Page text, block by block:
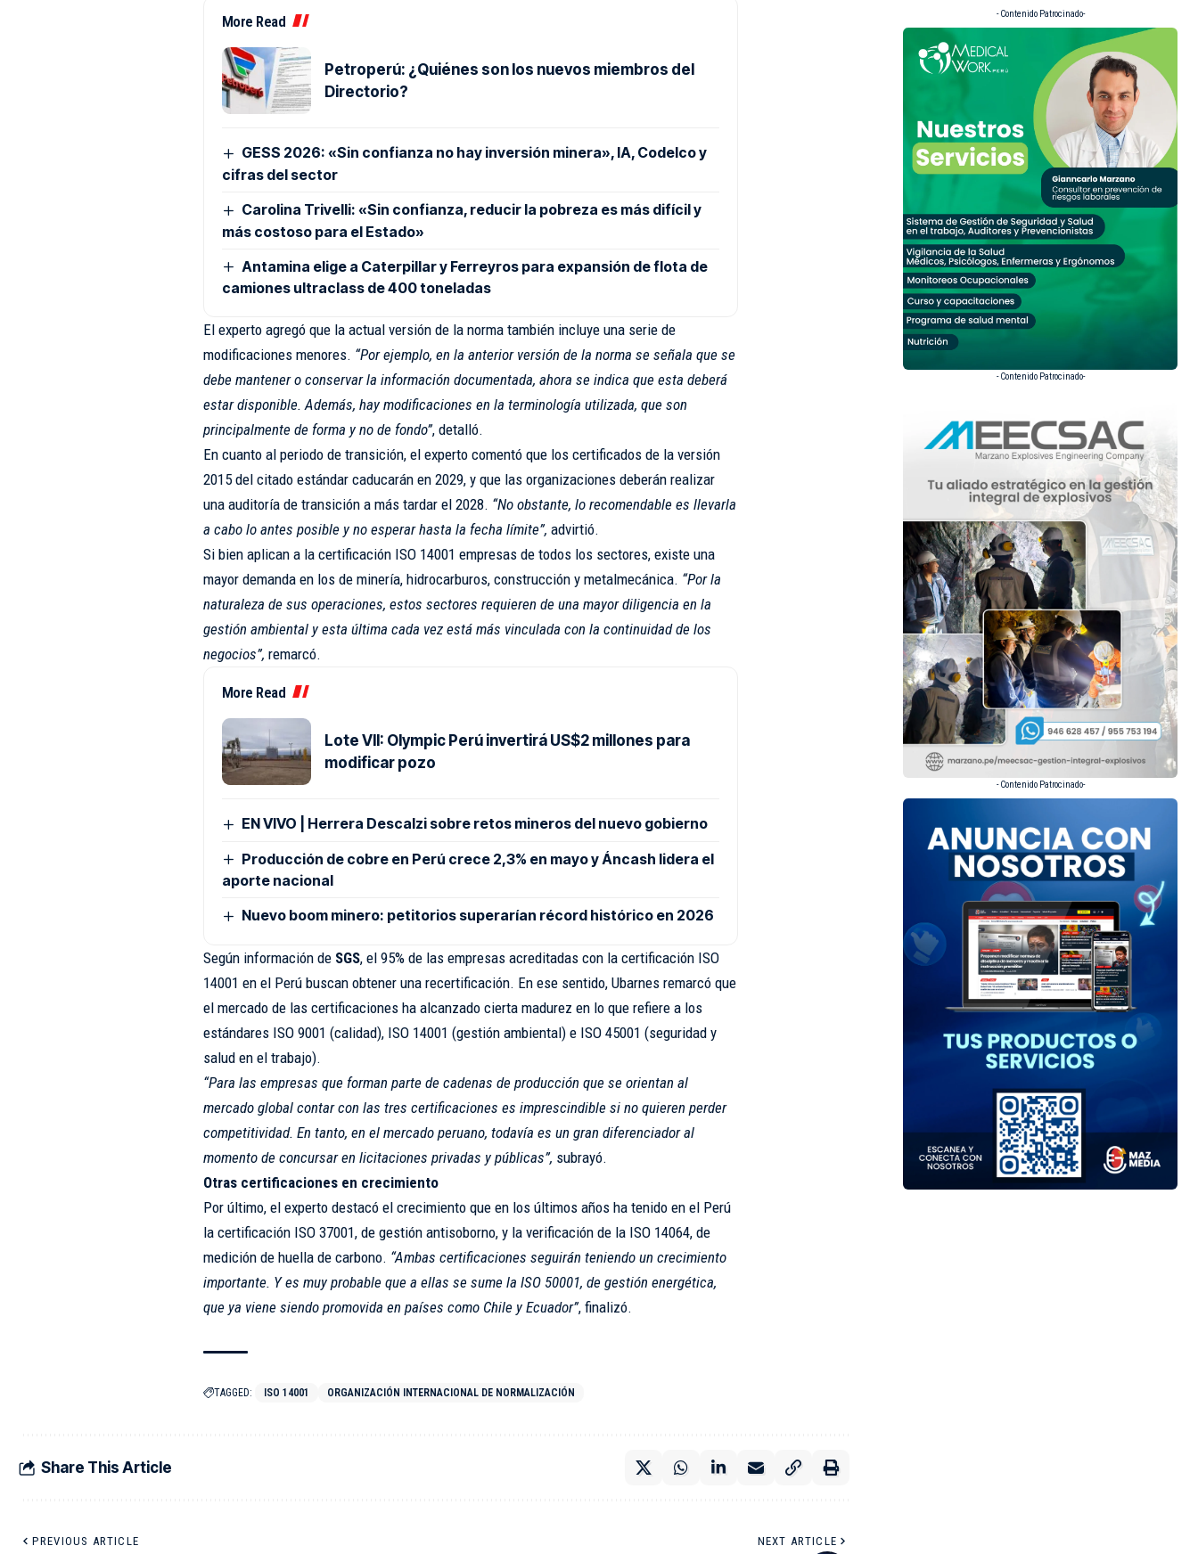
More Read
Petroperú: ¿Quiénes son los nuevos miembros del
Directorio?
GESS 2026: «Sin confianza no hay inversión minera», IA, Codelco y
cifras del sector
Carolina Trivelli: «Sin confianza, reducir la pobreza es más difícil y
más costoso para el Estado»
Antamina elige a Caterpillar y Ferreyros para expansión de flota de
camiones ultraclass de 400 toneladas
El experto agregó que la actual versión de la norma también incluye una serie de
modificaciones menores. “Por ejemplo, en la anterior versión de la norma se señala que se
debe mantener o conservar la información documentada, ahora se indica que esta deberá
estar disponible. Además, hay modificaciones en la terminología utilizada, que son
principalmente de forma y no de fondo”, detalló.
En cuanto al periodo de transición, el experto comentó que los certificados de la versión
2015 del citado estándar caducarán en 2029, y que las organizaciones deberán realizar
una auditoría de transición a más tardar el 2028. “No obstante, lo recomendable es llevarla
a cabo lo antes posible y no esperar hasta la fecha límite”, advirtió.
Si bien aplican a la certificación ISO 14001 empresas de todos los sectores, existe una
mayor demanda en los de minería, hidrocarburos, construcción y metalmecánica. “Por la
naturaleza de sus operaciones, estos sectores requieren de una mayor diligencia en la
gestión ambiental y esta última cada vez está más vinculada con la continuidad de los
negocios”, remarcó.
More Read
Lote VII: Olympic Perú invertirá US$2 millones para
modificar pozo
EN VIVO | Herrera Descalzi sobre retos mineros del nuevo gobierno
Producción de cobre en Perú crece 2,3% en mayo y Áncash lidera el
aporte nacional
Nuevo boom minero: petitorios superarían récord histórico en 2026
Según información de SGS, el 95% de las empresas acreditadas con la certificación ISO
14001 en el Perú buscan obtener una recertificación. En ese sentido, Ubarnes remarcó que
el mercado de las certificaciones ha alcanzado cierta madurez en lo que refiere a los
estándares ISO 9001 (calidad), ISO 14001 (gestión ambiental) e ISO 45001 (seguridad y
salud en el trabajo).
“Para las empresas que forman parte de cadenas de producción que se orientan al
mercado global contar con las tres certificaciones es imprescindible si no quieren perder
competitividad. En tanto, en el mercado peruano, todavía es un gran diferenciador al
momento de concursar en licitaciones privadas y públicas”, subrayó.
Otras certificaciones en crecimiento
Por último, el experto destacó el crecimiento que en los últimos años ha tenido en el Perú
la certificación ISO 37001, de gestión antisoborno, y la verificación de la ISO 14064, de
medición de huella de carbono. “Ambas certificaciones seguirán teniendo un crecimiento
importante. Y es muy probable que a ellas se sume la ISO 50001, de gestión energética,
que ya viene siendo promovida en países como Chile y Ecuador”, finalizó.
TAGGED: ISO 14001 ORGANIZACIÓN INTERNACIONAL DE NORMALIZACIÓN
Share This Article
PREVIOUS ARTICLE NEXT ARTICLE
- Contenido Patrocinado-
- Contenido Patrocinado-
- Contenido Patrocinado-